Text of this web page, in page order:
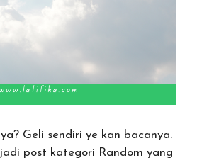
Geli sendiri ye kan bacanya.
post kategori Random yang